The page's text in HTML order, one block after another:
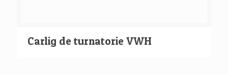
Carlig de turnatorie VWH